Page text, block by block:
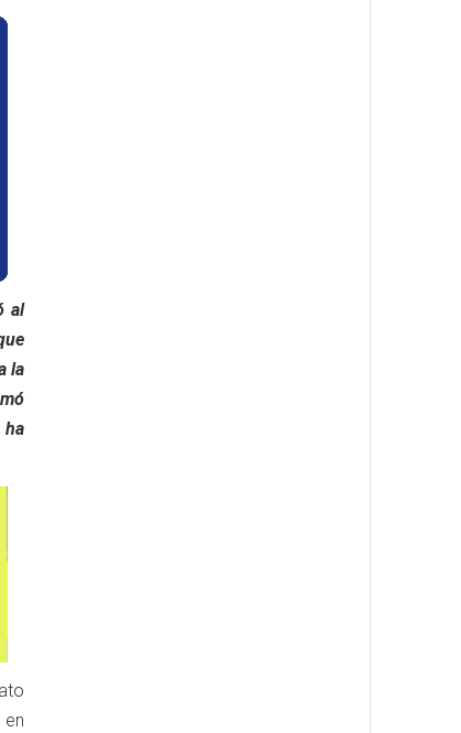
al
la
ha
en